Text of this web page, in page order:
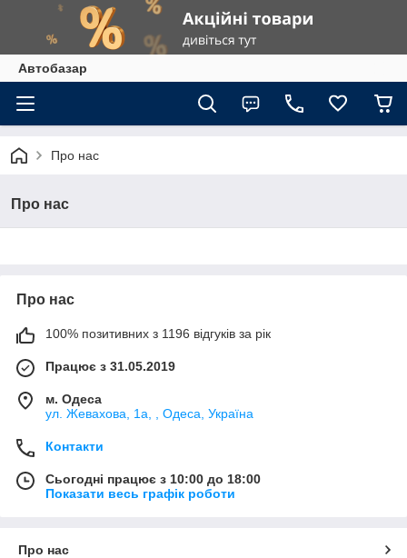
Автобазар
Про нас
Про нас
Про нас
100% позитивних з 1196 відгуків за рік
Працює з 31.05.2019
м. Одеса
ул. Жевахова, 1a, , Одеса, Україна
Контакти
Сьогодні працює з 10:00 до 18:00
Показати весь графік роботи
Про нас